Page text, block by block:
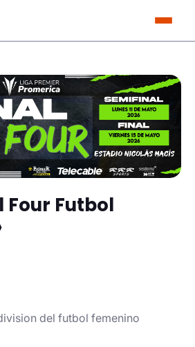
Four Futbol
del futbol femenino